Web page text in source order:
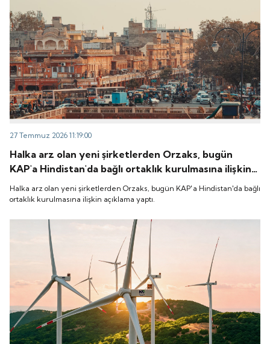
27 Temmuz 2026 11:19:00
Halka arz olan yeni şirketlerden Orzaks, bugün
KAP'a Hindistan'da bağlı ortaklık kurulmasına ilişkin
açıklama yaptı.
Halka arz olan yeni şirketlerden Orzaks, bugün KAP'a Hindistan'da bağlı
ortaklık kurulmasına ilişkin açıklama yaptı.